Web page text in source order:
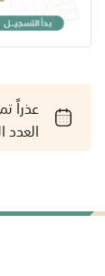
عذراً